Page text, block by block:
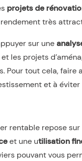
projets de
très
sur une
les projets
Pour tout cela,
et à
rentable repose sur
et une utilisation
pouvant vous